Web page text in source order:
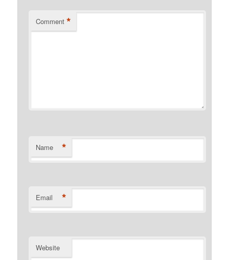
Comment *
Name *
Email *
Website